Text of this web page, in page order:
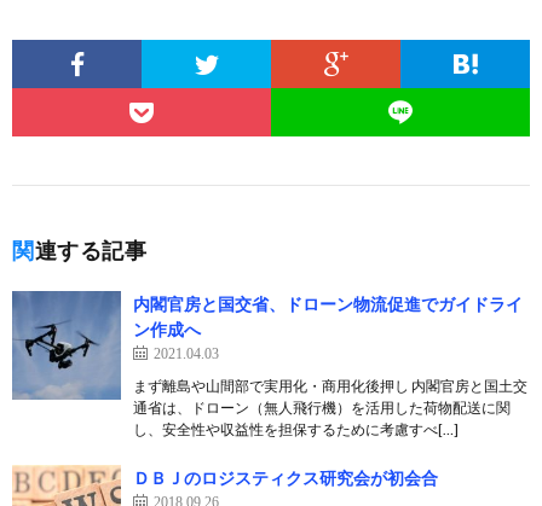
関連する記事
内閣官房と国交省、ドローン物流促進でガイドライ
ン作成へ
2021.04.03
まず離島や山間部で実用化・商用化後押し 内閣官房と国土交
通省は、ドローン（無人飛行機）を活用した荷物配送に関
し、安全性や収益性を担保するために考慮すべ[…]
ＤＢＪのロジスティクス研究会が初会合
2018.09.26